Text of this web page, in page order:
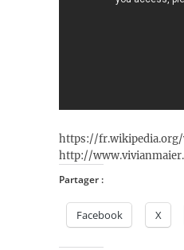
https://
http://
Partager :
Facebook X